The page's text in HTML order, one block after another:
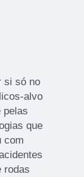
si só no
alvo
pelas
que
com
rodas